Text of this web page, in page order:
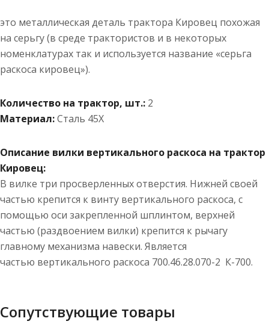
это металлическая деталь трактора Кировец похожая
на серьгу (в среде трактористов и в некоторых
номенклатурах так и используется название «серьга
раскоса кировец»).
Количество на трактор, шт.: 2
Материал:Сталь 45Х
Описание вилки вертикального раскоса на трактор
Кировец:
В вилке три просверленных отверстия. Нижней своей
частью крепится к винту вертикального раскоса, с
помощью оси закрепленной шплинтом, верхней
частью (раздвоением вилки) крепится к рычагу
главному механизма навески. Является
частью вертикального раскоса 700.46.28.070-2 К-700.
Сопутствующие товары